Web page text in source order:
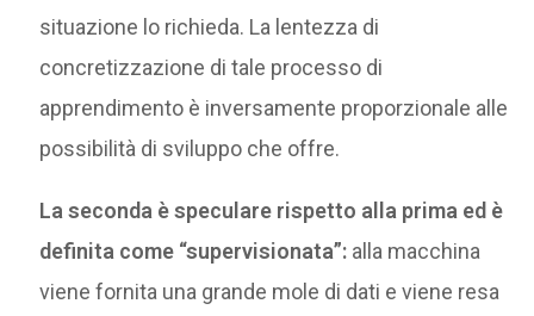
situazione lo richieda. La lentezza di
concretizzazione di tale processo di
apprendimento è inversamente proporzionale alle
possibilità di sviluppo che offre.
La seconda è speculare rispetto alla prima ed è
definita come “supervisionata”: alla macchina
viene fornita una grande mole di dati e viene resa